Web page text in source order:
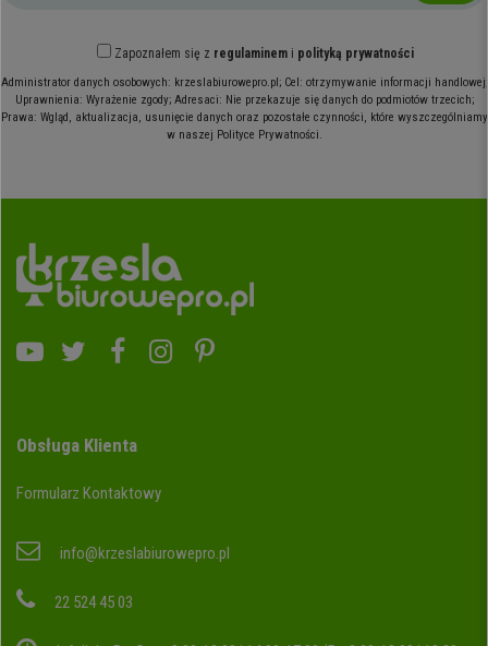
Zapoznałem się z regulaminemi polityką prywatności
Administrator danych osobowych: krzeslabiurowepro.pl; Cel: otrzymywanie informacji handlowej;
Uprawnienia: Wyrażenie zgody; Adresaci: Nie przekazuje się danych do podmiotów trzecich;
Prawa: Wgląd, aktualizacja, usunięcie danych oraz pozostałe czynności, które wyszczególniamy
w naszej Polityce Prywatności.
Obsługa Klienta
Formularz Kontaktowy
info@krzeslabiurowepro.pl
22 524 45 03